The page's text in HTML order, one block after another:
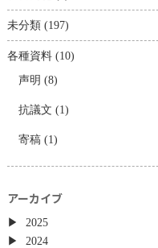
未分類 (197)
各種資料(10)
声明 (8)
抗議文 (1)
寄稿(1)
アーカイブ
2025
2024